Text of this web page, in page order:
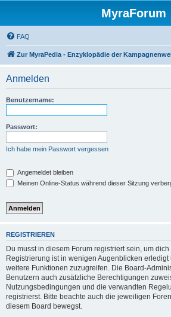
MyraForum
FAQ
Zur MyraPedia - Enzyklopädie der
Anmelden
Benutzername:
Passwort:
Ich habe mein Passwort vergessen
Angemeldet bleiben
Meinen Online-Status während dieser Sitzung
REGISTRIEREN
Du musst in diesem Forum registriert sein, um
Registrierung ist in wenigen Augenblicken erledigt
weitere Funktionen zuzugreifen. Die Board-
Benutzern auch zusätzliche Berechtigungen
Nutzungsbedingungen und die verwandten
registrierst. Bitte beachte auch die jeweiligen
diesem Board bewegst.